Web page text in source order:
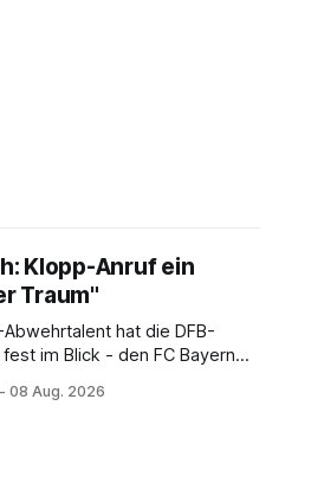
Klopp-Anruf ein
Traum"
hat die DFB-
im Blick - den FC Bayern
08 Aug. 2026